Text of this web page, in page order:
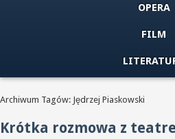
OPERA
FILM
Archiwum Tagów: Jędrzej Piaskowski
Krótka rozmowa z